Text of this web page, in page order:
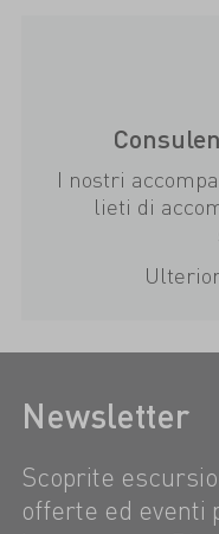
I nostri
lieti di
Newsletter
Scoprite
offerte ed eventi